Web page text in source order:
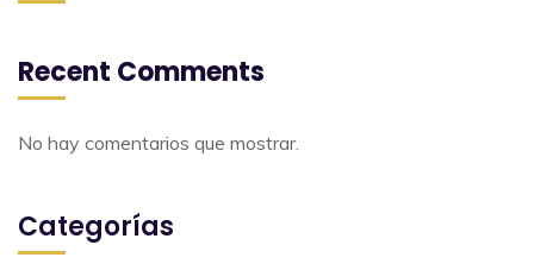
Recent Comments
No hay comentarios que mostrar.
Categorías